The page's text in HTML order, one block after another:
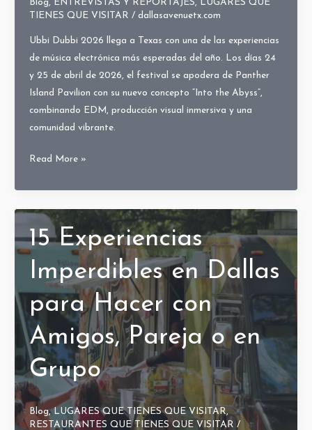
Blog, ENTREVISTAS Y REPORTAJES,
LUGARES QUE
TIENES QUE VISITAR / dallasavenuetx.com
Ubbi Dubbi 2026 llega a Texas con una de las experiencias
de música electrónica más esperadas del año. Los días 24
y 25 de abril de 2026, el festival se apodera de Panther
Island Pavilion con su nuevo concepto “Into the Abyss”,
combinando EDM, producción visual inmersiva y una
comunidad vibrante.
Ubbi
en
Texas:
Fechas,
Boletos
Guía
Completa
del
Festival
EDM
Read More »
15 Experiencias
Imperdibles en Dallas
para Hacer con
Amigos, Pareja o en
Grupo
Blog,LUGARES QUE TIENES QUE VISITAR,
RESTAURANTES QUE TIENES QUE VISITAR /